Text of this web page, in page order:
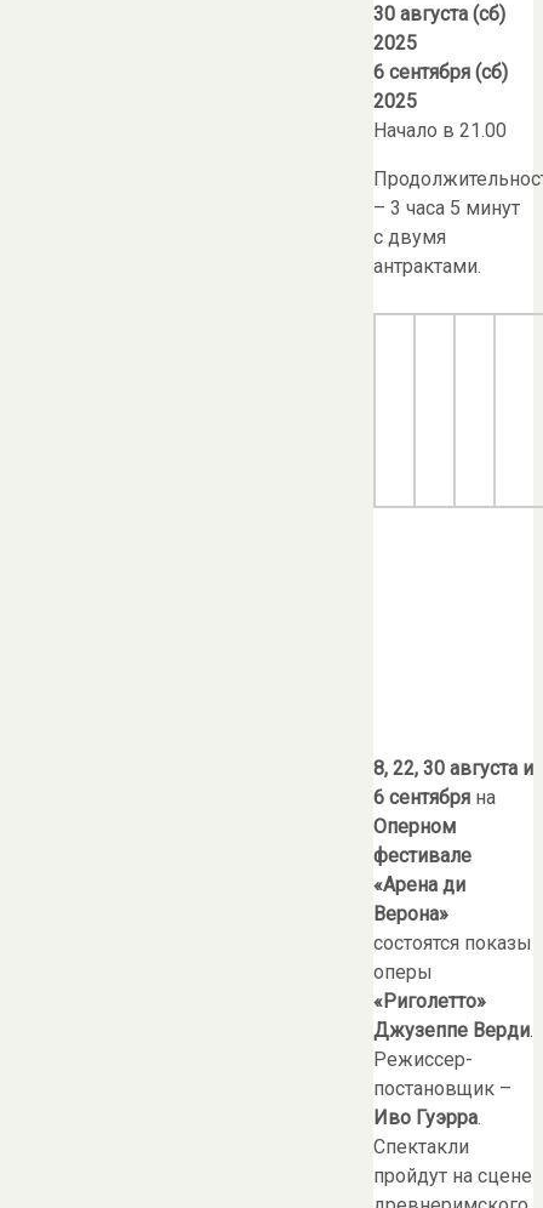
30 августа (сб)
2025
6 сентября (сб)
2025
Начало в 21.00
– 3 часа 5 минут
с двумя
антрактами.
8, 22, 30 августа и
6 сентября на
Оперном
фестивале
«Арена ди
Верона»
состоятся показы
оперы
«Риголетто»
Джузеппе Верди.
Режиссер-
постановщик –
Иво Гуэрра.
Спектакли
пройдут на сцене